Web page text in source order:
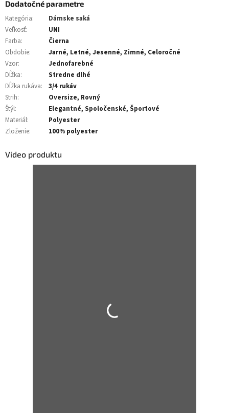
Dodatočné parametre
Kategória:
Dámske saká
Veľkosť:
UNI
Farba:
Čierna
Obdobie:
Jarné, Letné, Jesenné, Zimné, Celoročné
Vzor:
Jednofarebné
Dĺžka:
Stredne dlhé
Dĺžka rukáva:
3/4 rukáv
Strih:
Oversize, Rovný
Štýl:
Elegantné, Spoločenské, Športové
Materiál:
Polyester
Zloženie: 100% polyester
Video produktu